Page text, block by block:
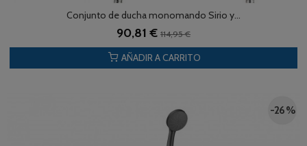
Conjunto de ducha monomando Sirio y...
90,81 € 114,95 €
AÑADIR A CARRITO
-26 %